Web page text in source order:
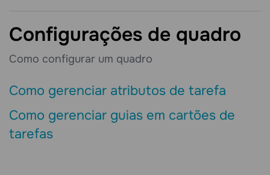
Configurações de quadro
Como configurar um quadro
Como gerenciar atributos de tarefa
Como gerenciar guias em cartões de
tarefas